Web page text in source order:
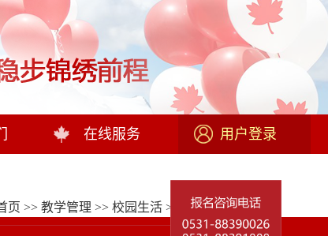
在线服务 用户登录
页 >> 教学管理 >> 校园生活 >> 校园风光>> 正文